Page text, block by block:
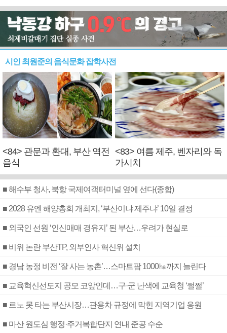
시인 최원준의 음식문화 잡학사전
<84> 관문과 환대, 부산 역전
음식
<83> 여름 제주, 벤자리와 독
가시치
■ 해수부 청사, 북항 국제여객터미널 옆에 선다(종합)
■ 2028 유엔 해양총회 개최지, ‘부산이냐 제주냐’ 10일 결정
■ 외국인 선원 ‘인신매매 경유지’ 된 부산…우려가 현실로
■ 비위 논란 부산TP, 외부인사 혁신위 설치
■ 경남 농정 비전 ‘잘 사는 농촌’…스마트팜 1000㏊까지 늘린다
■ 교육혁신선도지 공모 코앞인데…구·군 난색에 교육청 ‘쩔쩔’
■ 르노 못 타는 부산시장…관용차 규정에 막힌 지역기업 응원
■ 마산 원도심 행정·주거복합단지 연내 준공 수순